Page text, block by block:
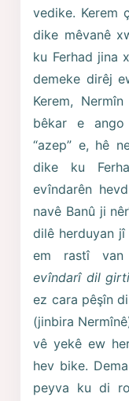
vedike. Kerem
dike mêvanê
ku Ferhad jina
demeke dirêj
Kerem,
bêkar e ango
“azep” e, hê
dike ku
evîndarên
navê Banû ji
dilê herduyan
em rastî van
evîndarî dil
ez cara pêşîn
(jinbira
vê yekê ew
hev bike.
peyva ku di